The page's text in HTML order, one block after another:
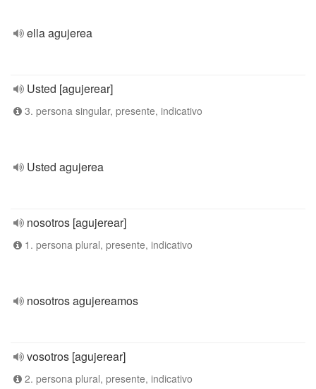
ella agujerea
Usted [agujerear]
3. persona singular, presente, indicativo
Usted agujerea
nosotros [agujerear]
1. persona plural, presente, indicativo
nosotros agujereamos
vosotros [agujerear]
2. persona plural, presente, indicativo